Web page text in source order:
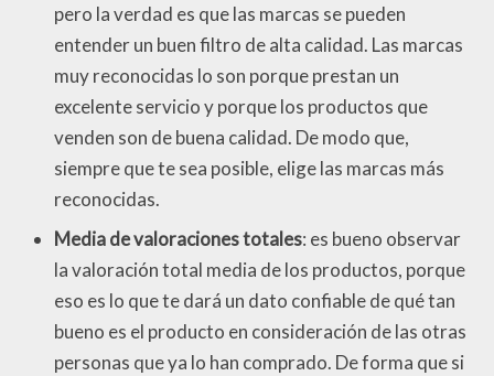
pero la verdad es que las marcas se pueden
entender un buen filtro de alta calidad. Las marcas
muy reconocidas lo son porque prestan un
excelente servicio y porque los productos que
venden son de buena calidad. De modo que,
siempre que te sea posible, elige las marcas más
reconocidas.
Media de valoraciones totales: es bueno observar
la valoración total media de los productos, porque
eso es lo que te dará un dato confiable de qué tan
bueno es el producto en consideración de las otras
personas que ya lo han comprado. De forma que si